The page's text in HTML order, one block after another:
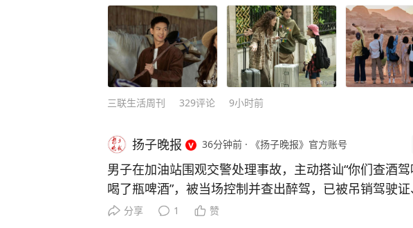
三联生活周刊 329评论 9小时前
扬子晚报 36分钟前 · 《扬子晚报》官方账号
男子在加油站围观交警处理事故，主动搭讪“你们查酒驾
喝了瓶啤酒”，被当场控制并查出醉驾，已被吊销驾驶
1500元 近日，浙江杭州公安交管部门查获一起饮酒后
分享 1 赞